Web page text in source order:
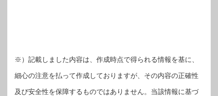
※）記載しました内容は、作成時点で得られる情報を基に、
細心の注意を払って作成しておりますが、その内容の正確性
及び安全性を保障するものではありません。当該情報に基づ